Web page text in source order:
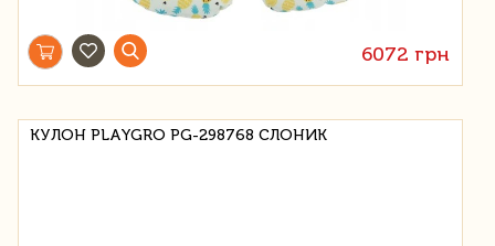
6072 грн
КУЛОН PLAYGRO PG-298768 СЛОНИК